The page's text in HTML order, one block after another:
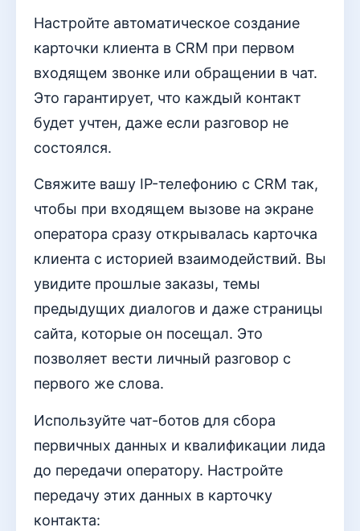
Настройте автоматическое создание
карточки клиента в CRM при первом
входящем звонке или обращении в чат.
Это гарантирует, что каждый контакт
будет учтен, даже если разговор не
состоялся.
Свяжите вашу IP-телефонию с CRM так,
чтобы при входящем вызове на экране
оператора сразу открывалась карточка
клиента с историей взаимодействий. Вы
увидите прошлые заказы, темы
предыдущих диалогов и даже страницы
сайта, которые он посещал. Это
позволяет вести личный разговор с
первого же слова.
Используйте чат-ботов для сбора
первичных данных и квалификации лида
до передачи оператору. Настройте
передачу этих данных в карточку
контакта: